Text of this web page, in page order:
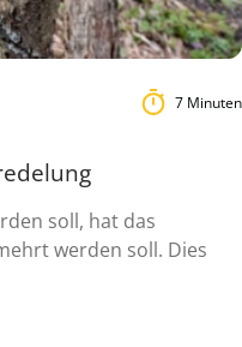
7 Minuten
soll, hat das
werden soll. Dies